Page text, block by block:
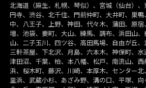
北海道（麻生、札幌、琴似）、宮城（仙台）
円寺、渋谷、北千住、門前仲町、大井町、巣
中、八王子、上野、神田、代々木、蒲田、原
増、池袋、要町、大山、練馬、調布、浜田山
山、二子玉川、四ツ谷、高田馬場、自由が丘、
三軒茶屋、下北沢、月島、六本木、神保町、水
津田沼、千葉、柏、本八幡、松戸、南流山、
浜、桜木町、藤沢、川崎、本厚木、センター
里浜、武蔵小杉、あざみ野、溝の口、平塚、